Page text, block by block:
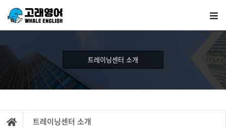
트레이닝센터 소개
트레이닝센터 소개